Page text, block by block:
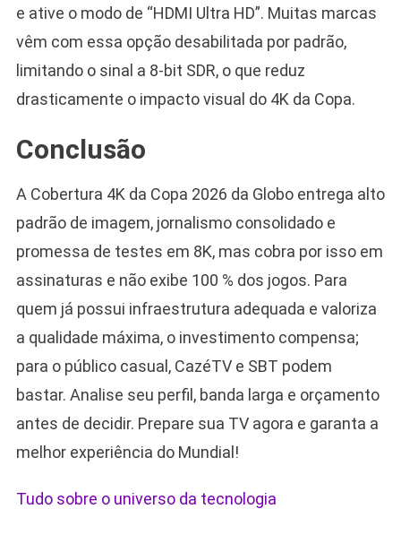
e ative o modo de “HDMI Ultra HD”. Muitas marcas
vêm com essa opção desabilitada por padrão,
limitando o sinal a 8-bit SDR, o que reduz
drasticamente o impacto visual do 4K da Copa.
Conclusão
A Cobertura 4K da Copa 2026 da Globo entrega alto
padrão de imagem, jornalismo consolidado e
promessa de testes em 8K, mas cobra por isso em
assinaturas e não exibe 100 % dos jogos. Para
quem já possui infraestrutura adequada e valoriza
a qualidade máxima, o investimento compensa;
para o público casual, CazéTV e SBT podem
bastar. Analise seu perfil, banda larga e orçamento
antes de decidir. Prepare sua TV agora e garanta a
melhor experiência do Mundial!
Tudo sobre o universo da tecnologia